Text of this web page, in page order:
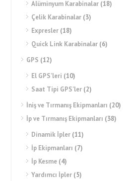
Alüminyum Karabinalar (18)
Çelik Karabinalar (3)
Expresler (18)
Quick Link Karabinalar (6)
GPS (12)
El GPS’leri (10)
Saat Tipi GPS’ler (2)
İniş ve Tırmanış Ekipmanları (20)
İp ve Tırmanış Ekipmanları (38)
Dinamik İpler (11)
İp Ekipmanları (7)
İp Kesme (4)
Yardımcı İpler (5)